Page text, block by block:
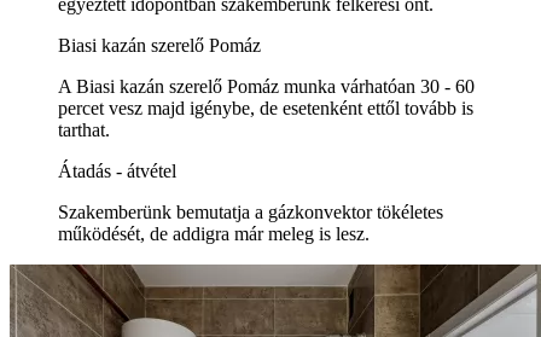
Biasi kazán szerelő Pomáz
A Biasi kazán szerelő Pomáz munka várhatóan 30 - 60
percet vesz majd igénybe, de esetenként ettől tovább is
tarthat.
Átadás - átvétel
Szakemberünk bemutatja a gázkonvektor tökéletes
működését, de addigra már meleg is lesz.